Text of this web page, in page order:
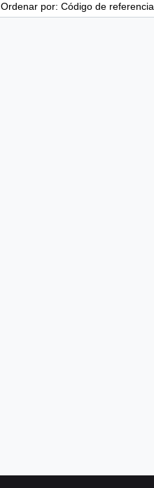
Ordenar por: Código de referencia